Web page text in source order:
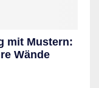
mit Mustern:
Wände